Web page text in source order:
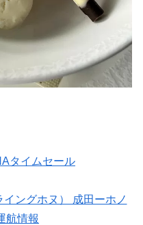
タイムセール
ングホヌ） 成田ーホノ
航情報